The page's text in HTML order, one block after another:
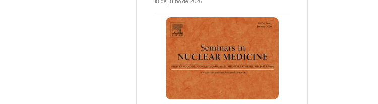
18 de julho de 2026